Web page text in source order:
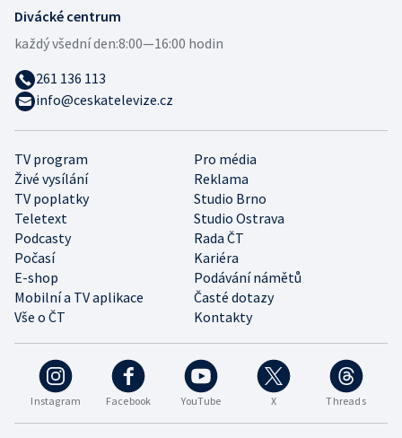
Instagram Facebook YouTube X Threads
TV program
Pro média
Živé vysílání
Reklama
TV poplatky
Studio Brno
Teletext
Studio Ostrava
Podcasty
Rada ČT
Počasí
Kariéra
E-shop
Podávání námětů
Mobilní a TV aplikace
Časté dotazy
Vše o ČT
Kontakty
Divácké centrum
každý všední den:8:00—16:00 hodin
261 136 113
info@ceskatelevize.cz